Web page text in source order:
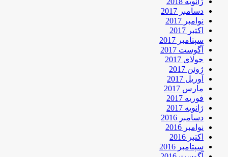
دسامبر 2017
نوامبر 2017
اکتبر 2017
سپتامبر 2017
آگوست 2017
جولای 2017
ژوئن 2017
آوریل 2017
مارس 2017
فوریه 2017
ژانویه 2017
دسامبر 2016
نوامبر 2016
اکتبر 2016
سپتامبر 2016